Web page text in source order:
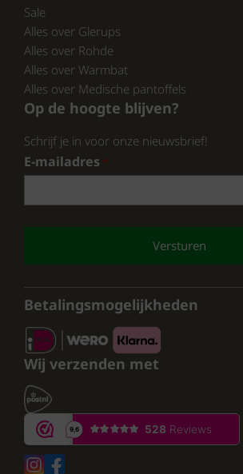
Sale
Alles over Glerups
Alles over Rohde
Alles over Warmbat
Alles over Medische pantoffels
Op de hoogte blijven?
Schrijf je in voor onze nieuwsbrief!
E-mailadres *
CAPTCHA
Betalingsmogelijkheden
Wij verzenden met